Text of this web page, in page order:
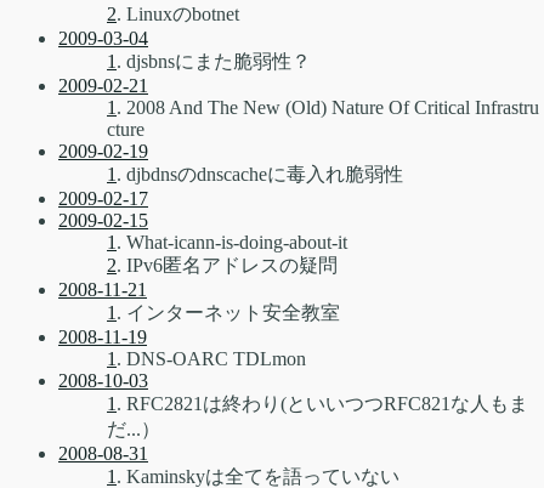
2. Linuxのbotnet
2009-03-04
1 . djsbnsにまた脆弱性？
2009-02-21
1 . 2008 And The New (Old) Nature Of Critical Infrastru
cture
2009-02-19
1 . djbdnsのdnscacheに毒入れ脆弱性
2009-02-17
2009-02-15
1 . What-icann-is-doing-about-it
2. IPv6匿名アドレスの疑問
2008-11-21
1 . インターネット安全教室
2008-11-19
1 . DNS-OARC TDLmon
2008-10-03
1 . RFC2821は終わり(といいつつRFC821な人もま
だ...）
2008-08-31
1 . Kaminskyは全てを語っていない